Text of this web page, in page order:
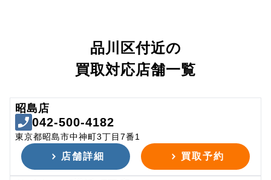
品川区付近の
買取対応店舗一覧
昭島店
042-500-4182
東京都昭島市中神町3丁目7番1
店舗詳細 買取予約